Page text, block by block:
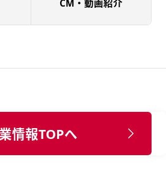
CM・動画紹介
情報TOPへ